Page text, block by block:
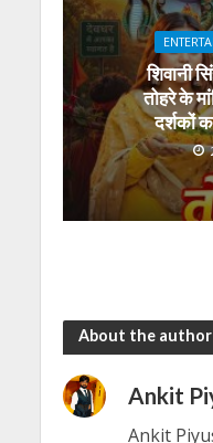
शिवानी
तोहरे के
दर्शकों
About the author
Ankit
Ankit